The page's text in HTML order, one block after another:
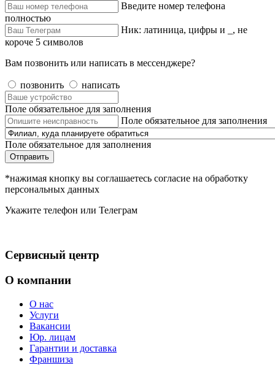
Введите номер телефона
полностью
Ник: латиница, цифры и _, не
короче 5 символов
Вам позвонить или написать в мессенджере?
позвонить написать
Поле обязательное для заполнения
Поле обязательное для заполнения
Поле обязательное для заполнения
Отправить
*нажимая кнопку вы соглашаетесь согласие на обработку
персональных данных
Укажите телефон или Телеграм
Сервисный центр
О компании
О нас
Услуги
Вакансии
Юр. лицам
Гарантии и доставка
Франшиза